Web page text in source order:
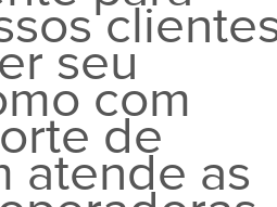
seu
com
de
atende as